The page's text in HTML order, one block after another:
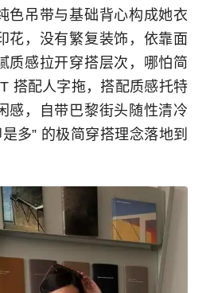
色吊带与基础背心构成她衣
花，没有繁复装饰，依靠面
质感拉开穿搭层次，哪怕简
搭配人字拖，搭配质感托特
感，自带巴黎街头随性清冷
多” 的极简穿搭理念落地到